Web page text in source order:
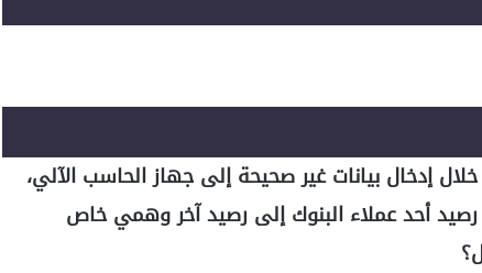
إدخال بيانات غير صحيحة إلى جهاز الحاسب الآلي،
أحد عملاء البنوك إلى رصيد آخر وهمي خاص